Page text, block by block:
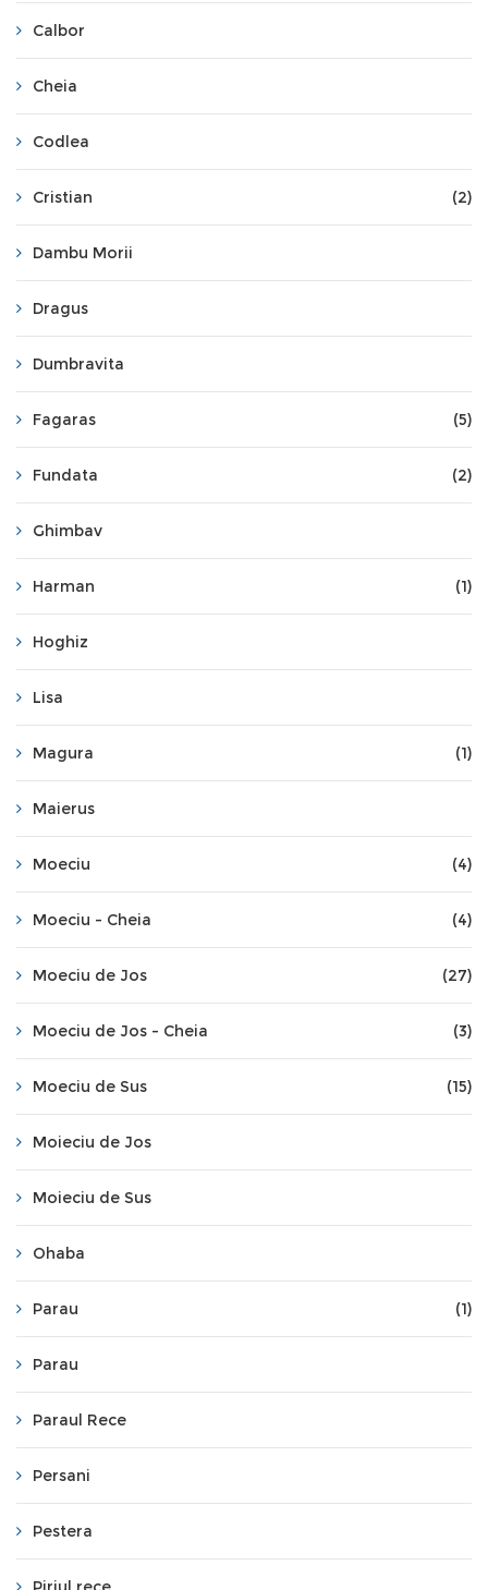
Calbor
Cheia
Codlea
Cristian (2)
Dambu Morii
Dragus
Dumbravita
Fagaras (5)
Fundata (2)
Ghimbav
Harman (1)
Hoghiz
Lisa
Magura (1)
Maierus
Moeciu (4)
Moeciu - Cheia (4)
Moeciu de Jos (27)
Moeciu de Jos - Cheia (3)
Moeciu de Sus (15)
Moieciu de Jos
Moieciu de Sus
Ohaba
Parau (1)
Parau
Paraul Rece
Persani
Pestera